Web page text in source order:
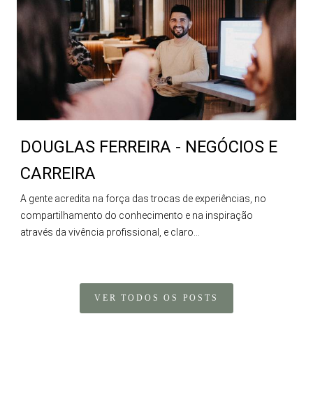
DOUGLAS FERREIRA - NEGÓCIOS E
CARREIRA
A gente acredita na força das trocas de experiências, no
compartilhamento do conhecimento e na inspiração
através da vivência profissional, e claro...
VER TODOS OS POSTS